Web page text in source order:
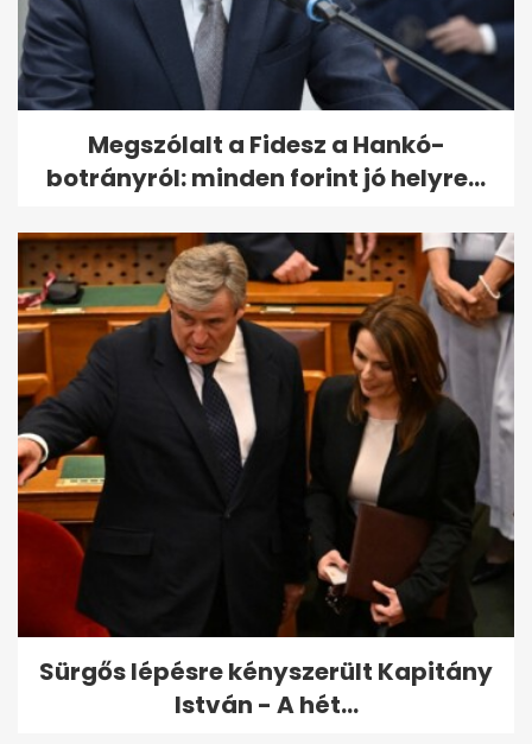
Megszólalt a Fidesz a Hankó-
botrányról: minden forint jó helyre...
Sürgős lépésre kényszerült Kapitány
István - A hét...